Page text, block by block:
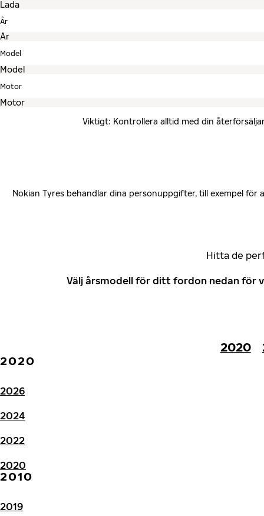
År
Model
Motor
Viktigt: Kontrollera alltid med din
Nokian Tyres behandlar dina personuppgifter, till exempel
Hitta de
Välj årsmodell för ditt fordon nedan för
2020
2020
2026
2024
2022
2020
2010
2019